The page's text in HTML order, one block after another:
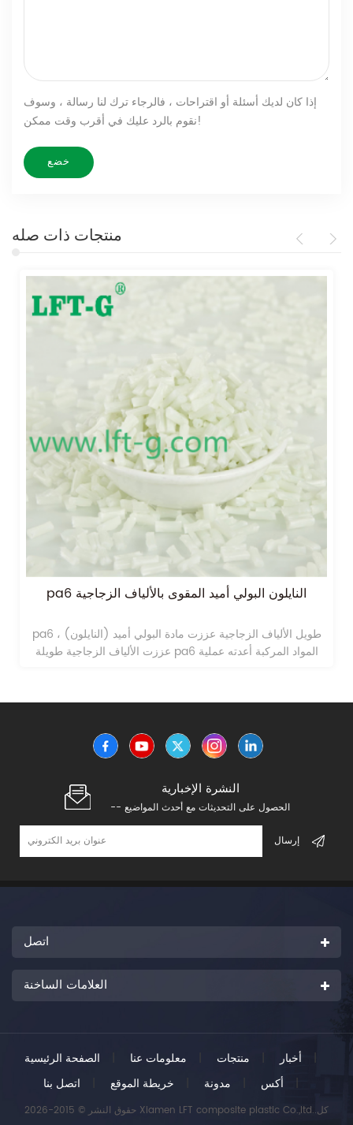
إذا كان لديك أسئلة أو اقتراحات ، فالرجاء ترك لنا رسالة ، وسوف
نقوم بالرد عليك في أقرب وقت ممكن!
منتجات ذات صله
pa6 النايلون البولي أميد المقوى بالألياف الزجاجية
pa6 طويل الألياف الزجاجية عززت مادة البولي أميد (النايلون) ،
عززت الألياف الزجاجية طويلة pa6 المواد المركبة أعدته عملية
النشرة الإخبارية
-- الحصول على التحديثات مع أحدث المواضيع
اتصل
العلامات الساخنة
الصفحة الرئيسية معلومات عنا منتجات أخبار
|
اتصل بنا
خريطة الموقع مدونة أكس
حقوق النشر © 2015-2026 Xiamen LFT composite plastic Co.,ltd..كل